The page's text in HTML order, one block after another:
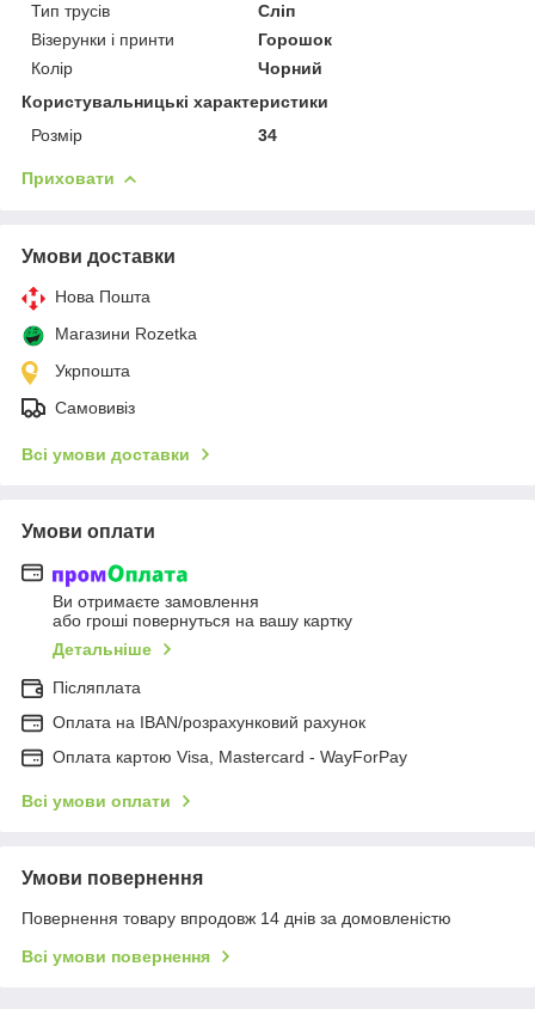
Тип трусів
Сліп
Візерунки і принти
Горошок
Колір
Чорний
Користувальницькі характеристики
Розмір
34
Приховати
Умови доставки
Нова Пошта
Магазини Rozetka
Укрпошта
Самовивіз
Всі умови доставки
Умови оплати
Ви отримаєте замовлення
або гроші повернуться на вашу картку
Детальніше
Післяплата
Оплата на IBAN/розрахунковий рахунок
Оплата картою Visa, Mastercard - WayForPay
Всі умови оплати
Умови повернення
Повернення товару впродовж 14 днів за домовленістю
Всі умови повернення